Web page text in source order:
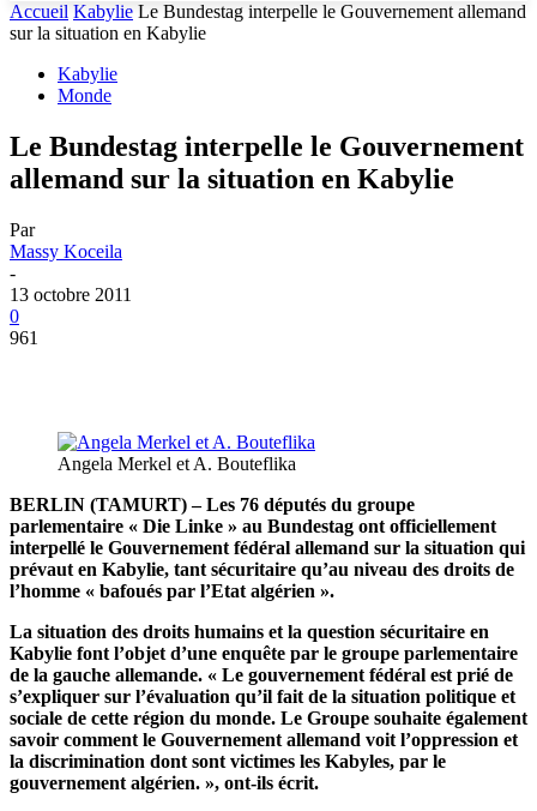
Accueil Kabylie Le Bundestag interpelle le Gouvernement allemand
sur la situation en Kabylie
Kabylie
Monde
Le Bundestag interpelle le Gouvernement
allemand sur la situation en Kabylie
Par
Massy Koceila
-
13 octobre 2011
0
961
Angela Merkel et A. Bouteflika
BERLIN (TAMURT) – Les 76 députés du groupe
parlementaire « Die Linke » au Bundestag ont officiellement
interpellé le Gouvernement fédéral allemand sur la situation qui
prévaut en Kabylie, tant sécuritaire qu’au niveau des droits de
l’homme « bafoués par l’Etat algérien ».
La situation des droits humains et la question sécuritaire en
Kabylie font l’objet d’une enquête par le groupe parlementaire
de la gauche allemande. « Le gouvernement fédéral est prié de
s’expliquer sur l’évaluation qu’il fait de la situation politique et
sociale de cette région du monde. Le Groupe souhaite également
savoir comment le Gouvernement allemand voit l’oppression et
la discrimination dont sont victimes les Kabyles, par le
gouvernement algérien. », ont-ils écrit.